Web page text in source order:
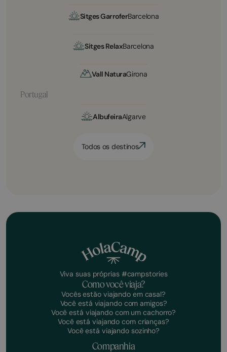
Sitges GarroferBarcelona
Sitges RelaxBarcelona
Vall NaturaGirona
Portugal
AlbufeiraAlgarve
Todos os destinos
Viva suas próprias #campstories
Como você viaja?
Vocês estão viajando em casal?
Você está viajando com amigos?
Você está viajando com um cachorro?
Você está viajando com crianças?
Você está viajando sozinho?
Companhia